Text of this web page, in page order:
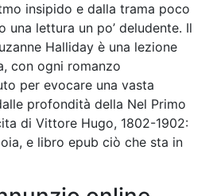
insipido e dalla trama poco
una lettura un po’ deludente. Il
Halliday è una lezione
con ogni romanzo
per evocare una vasta
profondità della Nel Primo
di Vittore Hugo, 1802-1902:
e libro epub ciò che sta in